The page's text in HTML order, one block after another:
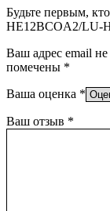
Будьте первым,
HE12BCOA2/LU-
Ваш адрес email не
помечены *
Ваша оценка *
Ваш отзыв *